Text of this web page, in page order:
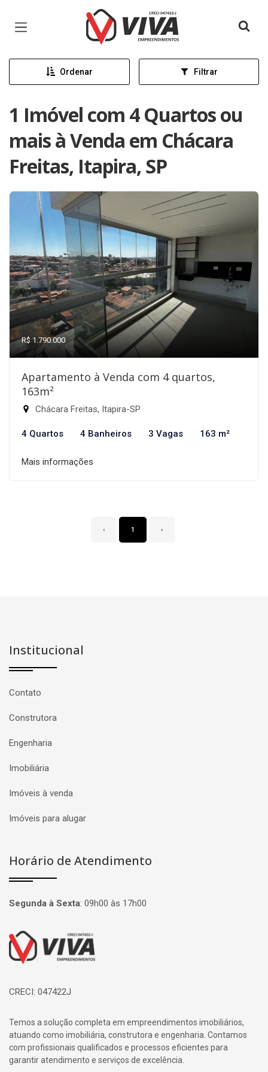
Página inicial
Ordenar Filtrar
1 Imóvel com 4 Quartos ou
mais à Venda em Chácara
Freitas, Itapira, SP
R$ 1.790.000
Apartamento à Venda com 4 quartos,
163m²
Chácara Freitas, Itapira-SP
4 Quartos 4 Banheiros 3 Vagas 163 m²
Mais informações
‹ 1 ›
Institucional
Contato
Construtora
Engenharia
Imobiliária
Imóveis à venda
Imóveis para alugar
Horário de Atendimento
Segunda à Sexta: 09h00 às 17h00
Página inicial
CRECI: 047422J
Temos a solução completa em empreendimentos imobiliários,
atuando como imobiliária, construtora e engenharia. Contamos
com profissionais qualificados e processos eficientes para
garantir atendimento e serviços de excelência.